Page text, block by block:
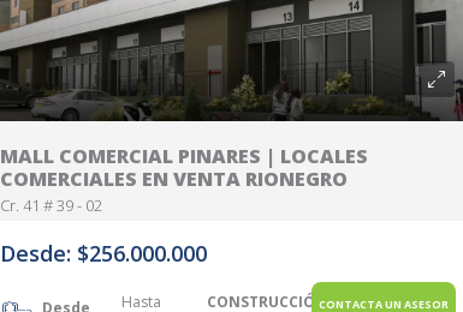
MALL COMERCIAL PINARES | LOCALES
COMERCIALES EN VENTA RIONEGRO
Cr. 41 # 39 - 02
Desde: $256.000.000
Desde
Hasta
CONSTRUCCIÓNCONTACTA UN ASESOR